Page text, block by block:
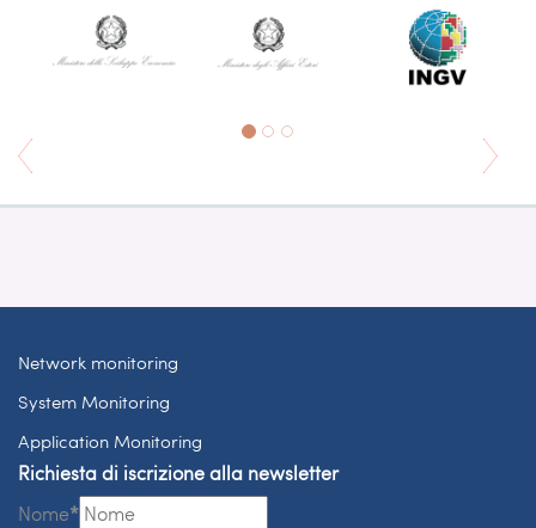
Network monitoring
System Monitoring
Application Monitoring
Richiesta di iscrizione alla newsletter
Nome*